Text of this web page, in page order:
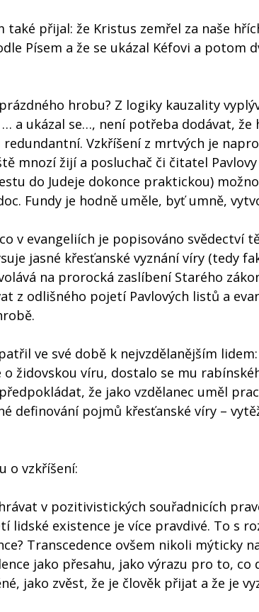
přijal: že Kristus zemřel za naše
Písem a že se ukázal Kéfovi a potom
hrobu? Z logiky kauzality
a ukázal se…, není potřeba dodávat, že
Vzkříšení z mrtvých je
mnozí žijí a posluchač či čitatel
do Judeje dokonce praktickou)
Fundy je hodně uměle, byť umně,
v evangeliích je popisováno svědectví
jasné křesťanské vyznání víry (tedy
na prorocká zaslíbení Starého
z odlišného pojetí Pavlových listů a
ve své době k nejvzdělanějším
židovskou víru, dostalo se mu
že jako vzdělanec uměl
definování pojmů křesťanské víry –
o vzkříšení:
v pozitivistických souřadnicích
existence je více pravdivé. To s
Transcedence ovšem nikoli mýticky
jako přesahu, jako výrazu pro to, co
jako zvěst, že je člověk přijat a že je